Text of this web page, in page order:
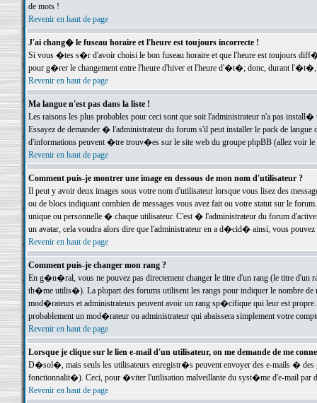
de mots !
Revenir en haut de page
J'ai chang� le fuseau horaire et l'heure est toujours incorrecte !
Si vous �tes s�r d'avoir choisi le bon fuseau horaire et que l'heure est toujours
pour g�rer le changement entre l'heure d'hiver et l'heure d'�t�; donc, durant
Revenir en haut de page
Ma langue n'est pas dans la liste !
Les raisons les plus probables pour ceci sont que soit l'administrateur n'a pas
Essayez de demander � l'administrateur du forum s'il peut installer le pack de
d'informations peuvent �tre trouv�es sur le site web du groupe phpBB (allez voir le
Revenir en haut de page
Comment puis-je montrer une image en dessous de mon nom d'utilisateur ?
Il peut y avoir deux images sous votre nom d'utilisateur lorsque vous lisez des
ou de blocs indiquant combien de messages vous avez fait ou votre statut sur le
unique ou personnelle � chaque utilisateur. C'est � l'administrateur du forum
un avatar, cela voudra alors dire que l'administrateur en a d�cid� ainsi, vous
Revenir en haut de page
Comment puis-je changer mon rang ?
En g�n�ral, vous ne pouvez pas directement changer le titre d'un rang (le titre d'un
th�me utilis�). La plupart des forums utilisent les rangs pour indiquer le nombre de
mod�rateurs et administrateurs peuvent avoir un rang sp�cifique qui leur est
probablement un mod�rateur ou administrateur qui abaissera simplement votre
Revenir en haut de page
Lorsque je clique sur le lien e-mail d'un utilisateur, on me demande de me
D�sol�, mais seuls les utilisateurs enregistr�s peuvent envoyer des e-mails �
fonctionnalit�). Ceci, pour �viter l'utilisation malveillante du syst�me d'e-mail par
Revenir en haut de page